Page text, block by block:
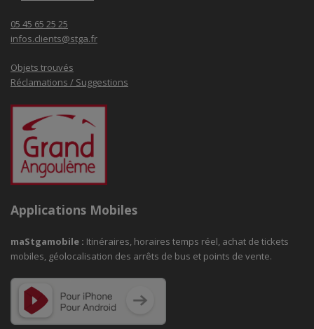
05 45 65 25 25
infos.clients@stga.fr
Objets trouvés
Réclamations / Suggestions
Applications Mobiles
maStgamobile : Itinéraires, horaires temps réel, achat de tickets
mobiles, géolocalisation des arrêts de bus et points de vente.